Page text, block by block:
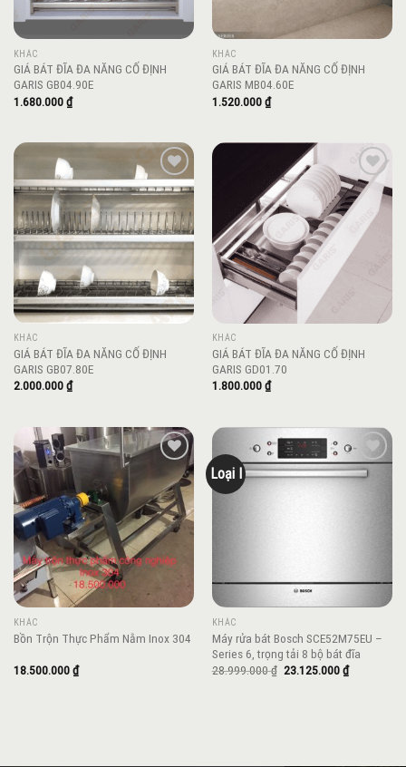
KHÁC
GIÁ BÁT ĐĨA ĐA NĂNG CỐ ĐỊNH
GARIS GB04.90E
1.680.000₫
KHÁC
GIÁ BÁT ĐĨA ĐA NĂNG CỐ ĐỊNH
GARIS MB04.60E
1.520.000₫
Add to
wishlist
KHÁC
GIÁ BÁT ĐĨA ĐA NĂNG CỐ ĐỊNH
GARIS GB07.80E
2.000.000₫
Add to
wishlist
KHÁC
GIÁ BÁT ĐĨA ĐA NĂNG CỐ ĐỊNH
GARIS GD01.70
1.800.000₫
Add to
wishlist
KHÁC
Bồn Trộn Thực Phẩm Nằm Inox 304
18.500.000₫
Loại I
Add to
KHÁC
Máy rửa bát Bosch SCE52M75EU –
Series 6, trọng tải 8 bộ bát đĩa
28.999.000₫ Giá
23.125.000₫Giá
hiện